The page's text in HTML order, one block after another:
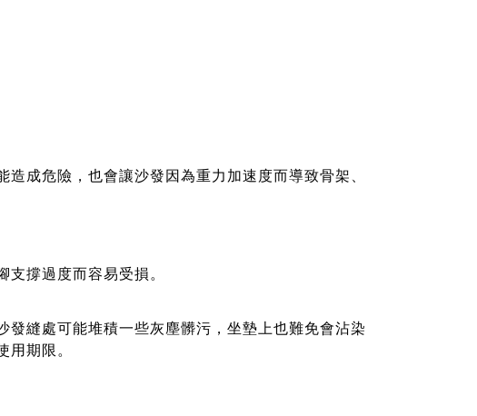
成危險，也會讓沙發因為重力加速度而導致骨架、
撐過度而容易受損。
縫處可能堆積一些灰塵髒污，坐墊上也難免會沾染
期限。